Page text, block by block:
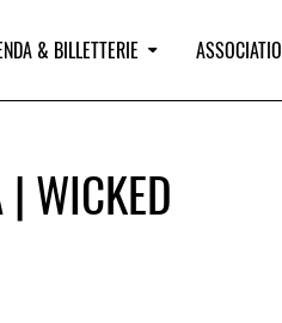
& BILLETTERIE
WICKED